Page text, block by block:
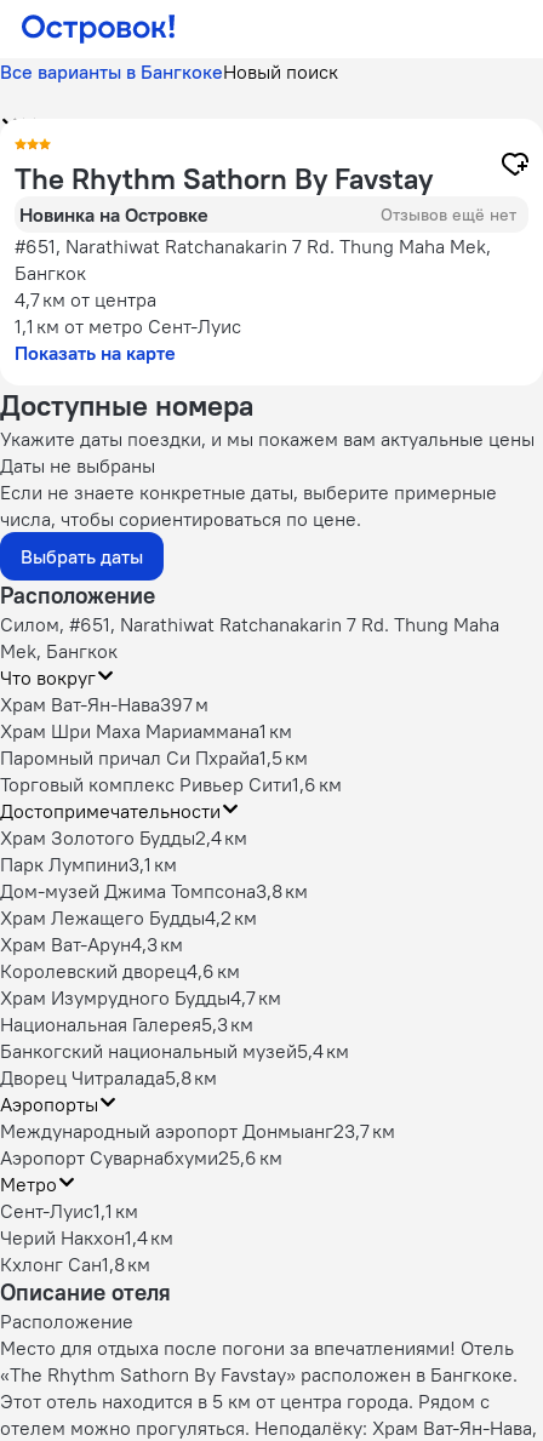
Все варианты в БангкокеНовый поиск
The Rhythm Sathorn By Favstay
Новинка на Островке Отзывов ещё нет
#651, Narathiwat Ratchanakarin 7 Rd. Thung Maha Mek,
Бангкок
4,7 км от центра
1,1 км от метро Сент-Луис
Показать на карте
Доступные номера
Укажите даты поездки, и мы покажем вам актуальные цены
Даты не выбраны
Если не знаете конкретные даты, выберите примерные
числа, чтобы сориентироваться по цене.
Выбрать даты
Расположение
Силом, #651, Narathiwat Ratchanakarin 7 Rd. Thung Maha
Mek, Бангкок
Что вокруг
Храм Ват-Ян-Нава397 м
Храм Шри Маха Мариаммана1 км
Паромный причал Си Пхрайа1,5 км
Торговый комплекс Ривьер Сити1,6 км
Достопримечательности
Храм Золотого Будды2,4 км
Парк Лумпини3,1 км
Дом-музей Джима Томпсона3,8 км
Храм Лежащего Будды4,2 км
Храм Ват-Арун4,3 км
Королевский дворец4,6 км
Храм Изумрудного Будды4,7 км
Национальная Галерея5,3 км
Банкогский национальный музей5,4 км
Дворец Читралада5,8 км
Аэропорты
Международный аэропорт Донмыанг23,7 км
Аэропорт Суварнабхуми25,6 км
Метро
Сент-Луис1,1 км
Черий Накхон1,4 км
Кхлонг Сан1,8 км
Описание отеля
Расположение
Место для отдыха после погони за впечатлениями! Отель
«The Rhythm Sathorn By Favstay» расположен в Бангкоке.
Этот отель находится в 5 км от центра города. Рядом с
отелем можно прогуляться. Неподалёку: Храм Ват-Ян-Нава,